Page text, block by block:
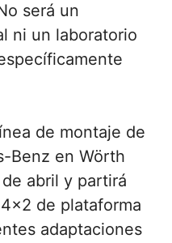
será un
ni un laboratorio
de montaje de
Benz en Wörth
abril y partirá
de plataforma
adaptaciones